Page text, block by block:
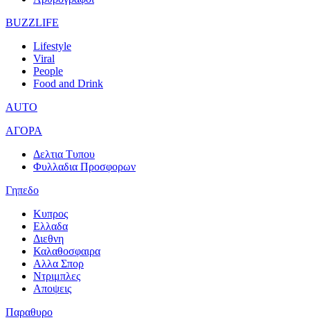
BUZZLIFE
Lifestyle
Viral
People
Food and Drink
AUTO
ΑΓΟΡΑ
Δελτια Τυπου
Φυλλαδια Προσφορων
Γηπεδο
Κυπρος
Ελλαδα
Διεθνη
Καλαθοσφαιρα
Αλλα Σπορ
Ντριμπλες
Αποψεις
Παραθυρο